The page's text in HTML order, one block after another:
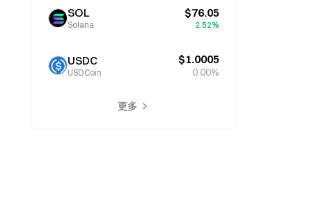
SOL
Solana
$76.05
2.52%
USDC
USDCoin
$1.0005
0.00%
更多